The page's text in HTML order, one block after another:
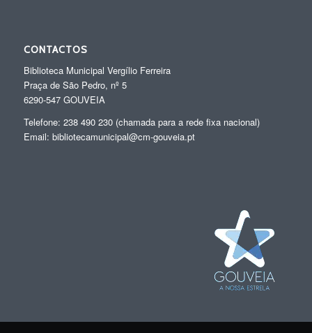
CONTACTOS
Biblioteca Municipal Vergílio Ferreira
Praça de São Pedro, nº 5
6290-547 GOUVEIA
Telefone: 238 490 230 (chamada para a rede fixa nacional)
Email: bibliotecamunicipal@cm-gouveia.pt